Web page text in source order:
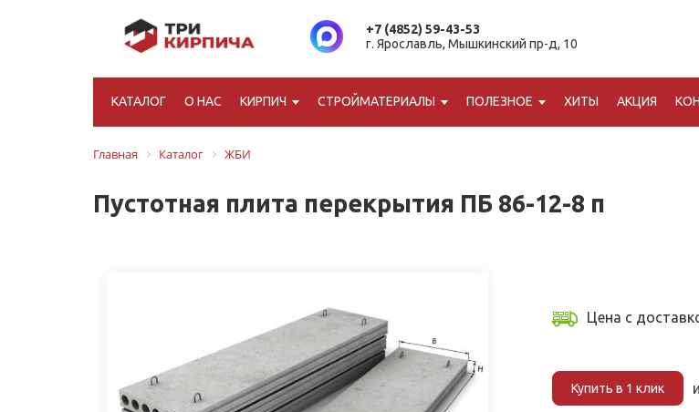
+7 (4852) 59-43-53
г. Ярославль, Мышкинский пр-д, 10
КАТАЛОГ О НАС КИРПИЧ СТРОЙМАТЕРИАЛЫ ПОЛЕЗНОЕ ХИТЫ АКЦИЯ
Главная Каталог ЖБИ
Пустотная плита перекрытия ПБ 86-12-8 п
Цена с
Купить в 1 клик